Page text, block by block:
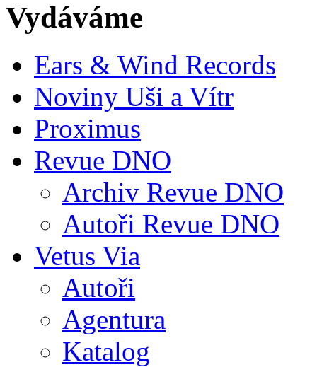
Vydáváme
Ears & Wind Records
Noviny Uši a Vítr
Proximus
Revue DNO
Archiv Revue DNO
Autoři Revue DNO
Vetus Via
Autoři
Agentura
Katalog